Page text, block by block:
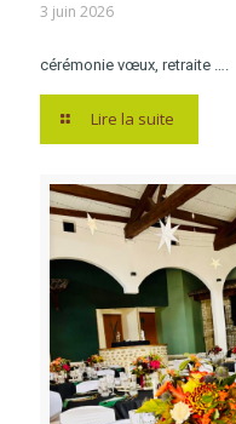
3 juin 2026
cérémonie vœux, retraite ….
Lire la suite